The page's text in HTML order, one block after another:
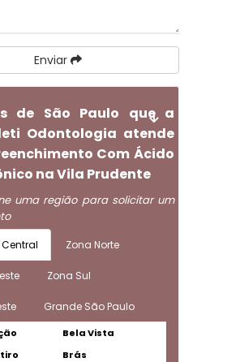
Enviar
de São Paulo que a
Odontologia atende
Com Ácido
na Vila Prudente
uma região para solicitar um
Zona Norte
Zona Sul
Grande São Paulo
Bela Vista
Brás